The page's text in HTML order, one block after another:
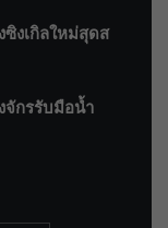
ซิงเกิลใหม่สุดส
จักรรับมือน้ำ